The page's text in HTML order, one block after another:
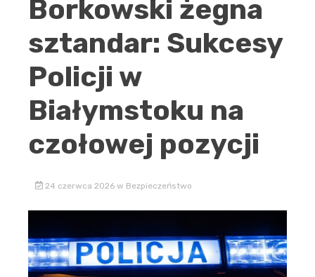
Borkowski żegna
sztandar: Sukcesy
Policji w
Białymstoku na
czołowej pozycji
24 czerwca 2026 w Bezpieczeństwo